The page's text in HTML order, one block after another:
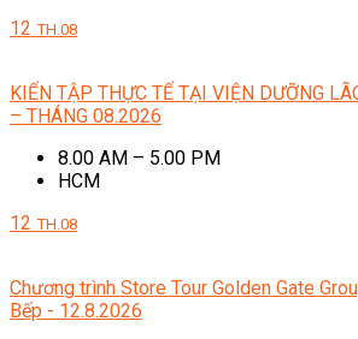
12 TH.08
KIẾN TẬP THỰC TẾ TẠI VIỆN DƯỠNG
– THÁNG 08.2026
8.00 AM – 5.00 PM
HCM
12 TH.08
Chương trình Store Tour Golden Gate
Bếp - 12.8.2026